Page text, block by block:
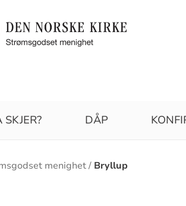
SKJER? DÅP
menighet Bryllup